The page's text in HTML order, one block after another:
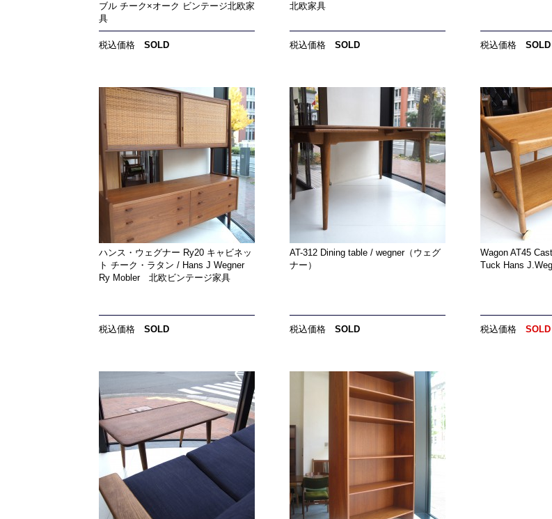
ブル チーク×オーク ビンテージ北欧家
具
税込価格 SOLD
北欧家具
税込価格 SOLD 税込価格 SOLD
ハンス・ウェグナー Ry20 キャビネッ
ト チーク・ラタン / Hans J Wegner
Ry Mobler 北欧ビンテージ家具
税込価格 SOLD
AT-312 Dining table / wegner（ウェグ
ナー）
税込価格 SOLD
Wagon AT45
Tuck Hans
税込価格 SOLD